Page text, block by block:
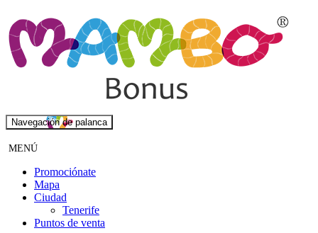
Navegación de palanca
MENÚ
Promociónate
Mapa
Ciudad
Tenerife
Puntos de venta